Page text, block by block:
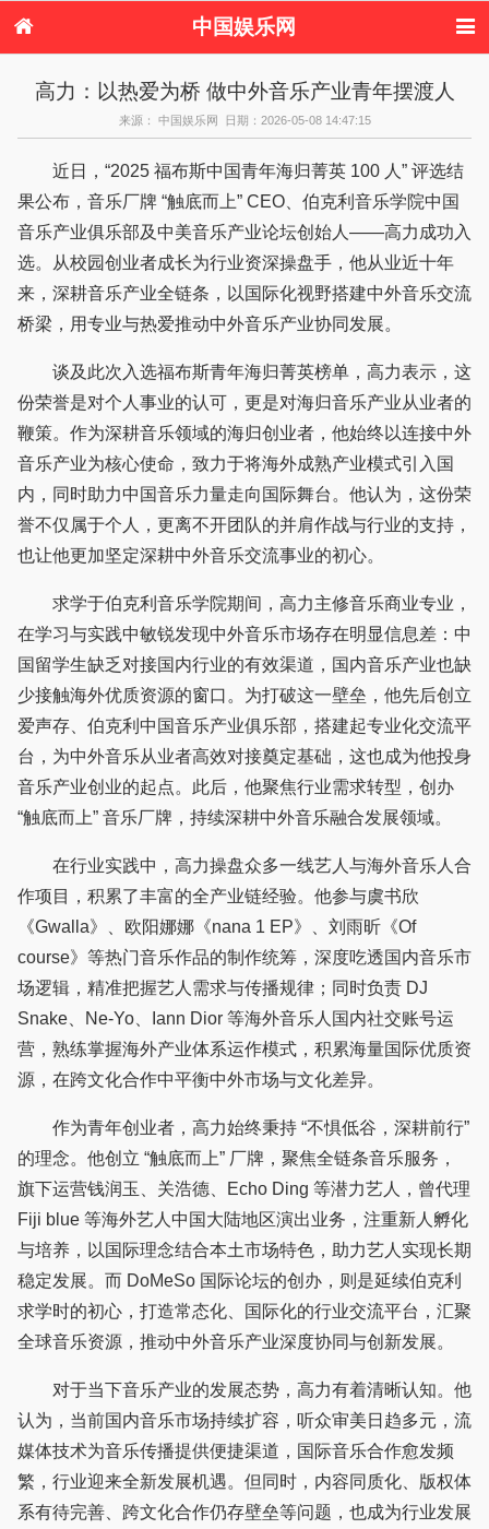
中国娱乐网
港台娱乐
日本娱乐 韩国娱乐
欧美娱乐
音乐新闻 影视新闻
内地明星八卦
日本韩国明星
八卦
欧美明星八卦
高力：以热爱为桥 做中外音乐产业青年摆渡人
来源： 中国娱乐网 日期：2026-05-08 14:47:15
近日，“2025 福布斯中国青年海归菁英 100 人” 评选结
果公布，音乐厂牌 “触底而上” CEO、伯克利音乐学院中国
音乐产业俱乐部及中美音乐产业论坛创始人——高力成功入
选。从校园创业者成长为行业资深操盘手，他从业近十年
来，深耕音乐产业全链条，以国际化视野搭建中外音乐交流
桥梁，用专业与热爱推动中外音乐产业协同发展。
谈及此次入选福布斯青年海归菁英榜单，高力表示，这
份荣誉是对个人事业的认可，更是对海归音乐产业从业者的
鞭策。作为深耕音乐领域的海归创业者，他始终以连接中外
音乐产业为核心使命，致力于将海外成熟产业模式引入国
内，同时助力中国音乐力量走向国际舞台。他认为，这份荣
誉不仅属于个人，更离不开团队的并肩作战与行业的支持，
也让他更加坚定深耕中外音乐交流事业的初心。
求学于伯克利音乐学院期间，高力主修音乐商业专业，
在学习与实践中敏锐发现中外音乐市场存在明显信息差：中
国留学生缺乏对接国内行业的有效渠道，国内音乐产业也缺
少接触海外优质资源的窗口。为打破这一壁垒，他先后创立
爱声存、伯克利中国音乐产业俱乐部，搭建起专业化交流平
台，为中外音乐从业者高效对接奠定基础，这也成为他投身
音乐产业创业的起点。此后，他聚焦行业需求转型，创办
“触底而上” 音乐厂牌，持续深耕中外音乐融合发展领域。
在行业实践中，高力操盘众多一线艺人与海外音乐人合
作项目，积累了丰富的全产业链经验。他参与虞书欣
《Gwalla》、欧阳娜娜《nana 1 EP》、刘雨昕《Of
course》等热门音乐作品的制作统筹，深度吃透国内音乐市
场逻辑，精准把握艺人需求与传播规律；同时负责 DJ
Snake、Ne-Yo、Iann Dior 等海外音乐人国内社交账号运
营，熟练掌握海外产业体系运作模式，积累海量国际优质资
源，在跨文化合作中平衡中外市场与文化差异。
作为青年创业者，高力始终秉持 “不惧低谷，深耕前行”
的理念。他创立 “触底而上” 厂牌，聚焦全链条音乐服务，
旗下运营钱润玉、关浩德、Echo Ding 等潜力艺人，曾代理
Fiji blue 等海外艺人中国大陆地区演出业务，注重新人孵化
与培养，以国际理念结合本土市场特色，助力艺人实现长期
稳定发展。而 DoMeSo 国际论坛的创办，则是延续伯克利
求学时的初心，打造常态化、国际化的行业交流平台，汇聚
全球音乐资源，推动中外音乐产业深度协同与创新发展。
对于当下音乐产业的发展态势，高力有着清晰认知。他
认为，当前国内音乐市场持续扩容，听众审美日趋多元，流
媒体技术为音乐传播提供便捷渠道，国际音乐合作愈发频
繁，行业迎来全新发展机遇。但同时，内容同质化、版权体
系有待完善、跨文化合作仍存壁垒等问题，也成为行业发展